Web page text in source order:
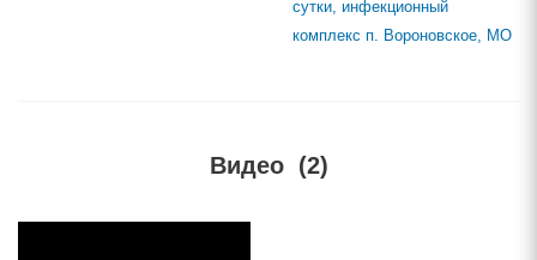
сутки, инфекционный
комплекс п. Вороновское, МО
Видео (2)